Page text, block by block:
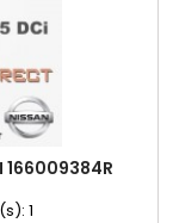
166009384R
1